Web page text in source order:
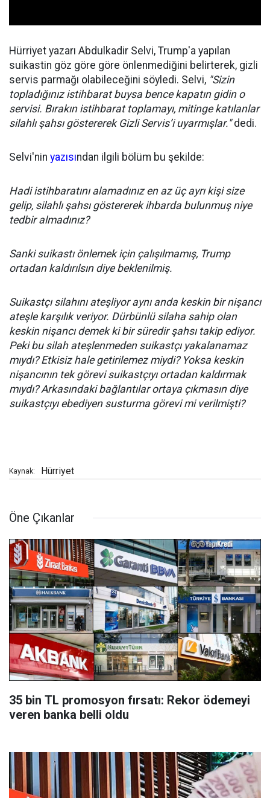
Hürriyet yazarı Abdulkadir Selvi, Trump'a yapılan
suikastin göz göre göre önlenmediğini belirterek, gizli
servis parmağı olabileceğini söyledi. Selvi, "Sizin
topladığınız istihbarat buysa bence kapatın gidin o
servisi. Bırakın istihbarat toplamayı, mitinge katılanlar
silahlı şahsı göstererek Gizli Servis’i uyarmışlar."dedi.
Selvi'nin yazısından ilgili bölüm bu şekilde:
Hadi istihbaratını alamadınız en az üç ayrı kişi size
gelip, silahlı şahsı göstererek ihbarda bulunmuş niye
tedbir almadınız?
Sanki suikastı önlemek için çalışılmamış, Trump
ortadan kaldırılsın diye beklenilmiş.
Suikastçı silahını ateşliyor aynı anda keskin bir nişancı
ateşle karşılık veriyor. Dürbünlü silaha sahip olan
keskin nişancı demek ki bir süredir şahsı takip ediyor.
Peki bu silah ateşlenmeden suikastçı yakalanamaz
mıydı? Etkisiz hale getirilemez miydi? Yoksa keskin
nişancının tek görevi suikastçıyı ortadan kaldırmak
mıydı? Arkasındaki bağlantılar ortaya çıkmasın diye
suikastçıyı ebediyen susturma görevi mi verilmişti?
Kaynak: Hürriyet
Öne Çıkanlar
35 bin TL promosyon fırsatı: Rekor ödemeyi
veren banka belli oldu